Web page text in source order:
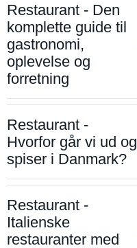
Restaurant - Den
komplette guide til
gastronomi,
oplevelse og
forretning
Restaurant -
Hvorfor går vi ud og
spiser i Danmark?
Restaurant -
Italienske
restauranter med